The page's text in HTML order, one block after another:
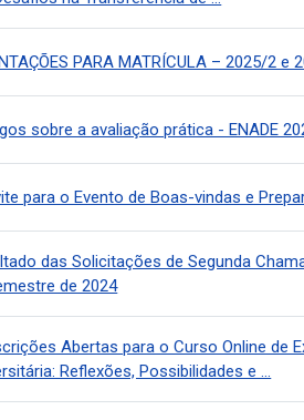
PARA MATRÍCULA – 2025/2 e
sobre a avaliação prática - ENADE
para o Evento de Boas-vindas e
das Solicitações de Segunda
de 2024
Abertas para o Curso Online de
Reflexões, Possibilidades e ...